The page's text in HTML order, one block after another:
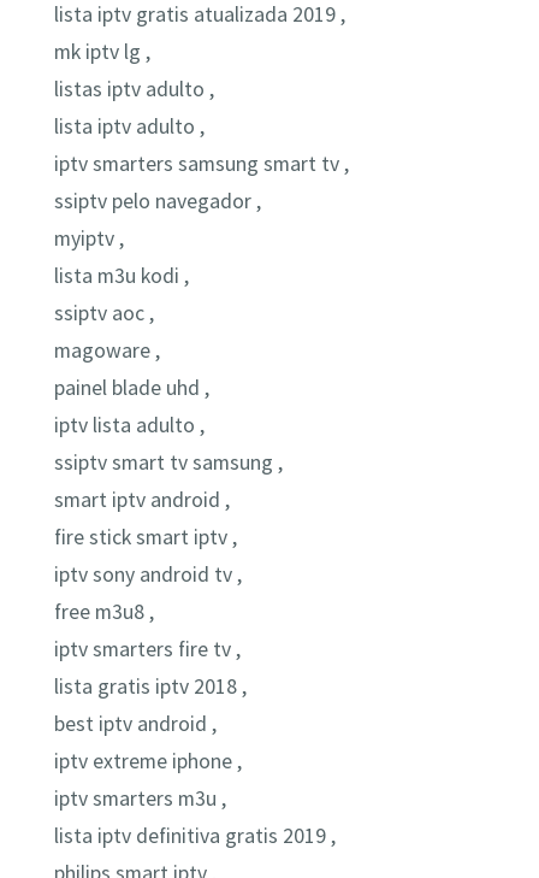
lista iptv gratis atualizada 2019 ,
mk iptv lg ,
listas iptv adulto ,
lista iptv adulto ,
iptv smarters samsung smart tv ,
ssiptv pelo navegador ,
myiptv ,
lista m3u kodi ,
ssiptv aoc ,
magoware ,
painel blade uhd ,
iptv lista adulto ,
ssiptv smart tv samsung ,
smart iptv android ,
fire stick smart iptv ,
iptv sony android tv ,
free m3u8 ,
iptv smarters fire tv ,
lista gratis iptv 2018 ,
best iptv android ,
iptv extreme iphone ,
iptv smarters m3u ,
lista iptv definitiva gratis 2019 ,